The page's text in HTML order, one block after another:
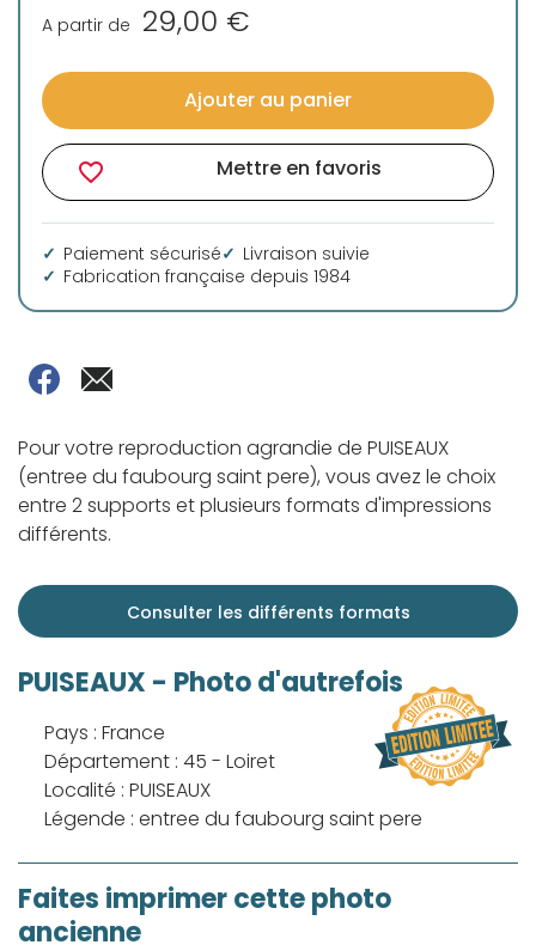
A partir de 29,00 €
Ajouter au panier
favorite_border Mettre en favoris
Paiement sécurisé
Livraison suivie
Fabrication française depuis 1984
Pour votre reproduction agrandie de PUISEAUX
(entree du faubourg saint pere), vous avez le choix
entre 2 supports et plusieurs formats d'impressions
différents.
Consulter les différents formats
PUISEAUX - Photo d'autrefois
Pays : France
Département : 45 - Loiret
Localité : PUISEAUX
Légende : entree du faubourg saint pere
Faites imprimer cette photo
ancienne